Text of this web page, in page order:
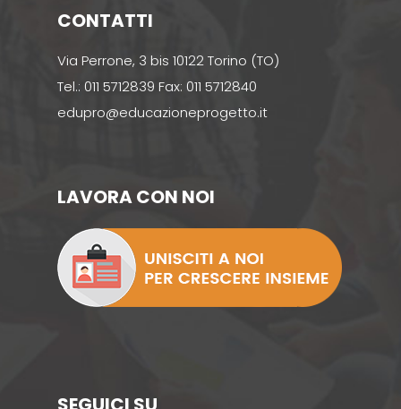
CONTATTI
Via Perrone, 3 bis 10122 Torino (TO)
Tel.: 011 5712839 Fax: 011 5712840
edupro@educazioneprogetto.it
LAVORA CON NOI